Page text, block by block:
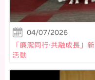
04/07/2026
「廉潔同行·共融成長」
活動